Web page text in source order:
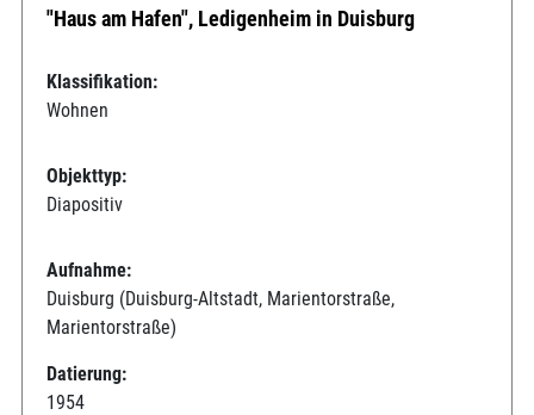
"Haus am Hafen", Ledigenheim in Duisburg
Klassifikation:
Wohnen
Objekttyp:
Diapositiv
Aufnahme:
Duisburg (Duisburg-Altstadt, Marientorstraße,
Marientorstraße)
Datierung:
1954